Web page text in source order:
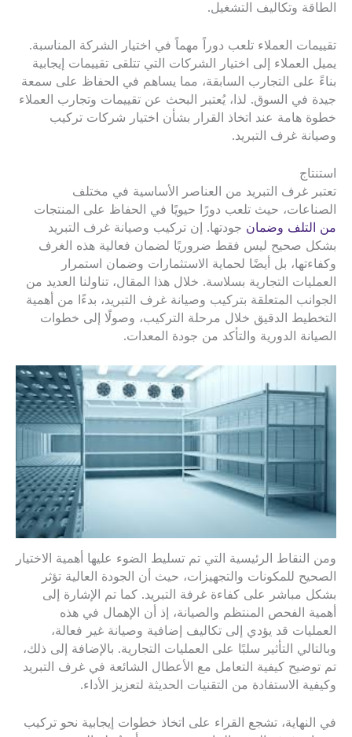
الطاقة وتكاليف التشغيل.
تقييمات العملاء تلعب دوراً مهماً في اختيار الشركة المناسبة.
يميل العملاء إلى اختيار الشركات التي تتلقى تقييمات إيجابية
بناءً على التجارب السابقة، مما يساهم في الحفاظ على سمعة
جيدة في السوق. لذا، يُعتبر البحث عن تقييمات وتجارب العملاء
خطوة هامة عند اتخاذ القرار بشأن اختيار شركات تركيب
وصيانة غرف التبريد.
استنتاج
تعتبر غرف التبريد من العناصر الأساسية في مختلف
الصناعات، حيث تلعب دورًا حيويًا في الحفاظ على المنتجات
من التلف وضمان جودتها. إن تركيب وصيانة غرف التبريد
بشكل صحيح ليس فقط ضروريًا لضمان فعالية هذه الغرف
وكفاءتها، بل أيضًا لحماية الاستثمارات وضمان استمرار
العمليات التجارية بسلاسة. خلال هذا المقال، تناولنا العديد من
الجوانب المتعلقة بتركيب وصيانة غرف التبريد، بدءًا من أهمية
التخطيط الدقيق خلال مرحلة التركيب، وصولًا إلى خطوات
الصيانة الدورية والتأكد من جودة المعدات.
ومن النقاط الرئيسية التي تم تسليط الضوء عليها أهمية الاختيار
الصحيح للمكونات والتجهيزات، حيث أن الجودة العالية تؤثر
بشكل مباشر على كفاءة غرفة التبريد. كما تم الإشارة إلى
أهمية الفحص المنتظم والصيانة، إذ أن الإهمال في هذه
العمليات قد يؤدي إلى تكاليف إضافية وصيانة غير فعالة،
وبالتالي التأثير سلبًا على العمليات التجارية. بالإضافة إلى ذلك،
تم توضيح كيفية التعامل مع الأعطال الشائعة في غرف التبريد
وكيفية الاستفادة من التقنيات الحديثة لتعزيز الأداء.
في النهاية، تشجع القراء على اتخاذ خطوات إيجابية نحو تركيب